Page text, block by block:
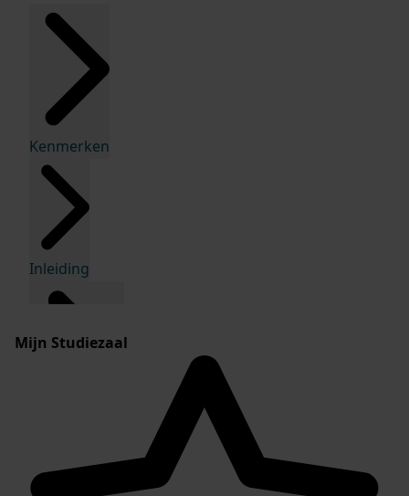
Kenmerken
Inleiding
Mijn Studiezaal